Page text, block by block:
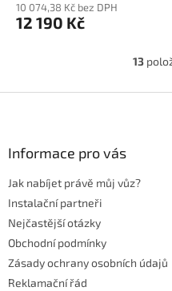
10 074,38 Kč bez DPH
12 190 Kč
13
Informace pro vás
Jak nabíjet právě můj vůz?
Instalační partneři
Nejčastější otázky
Obchodní podmínky
Zásady ochrany osobních údajů
Reklamační řád